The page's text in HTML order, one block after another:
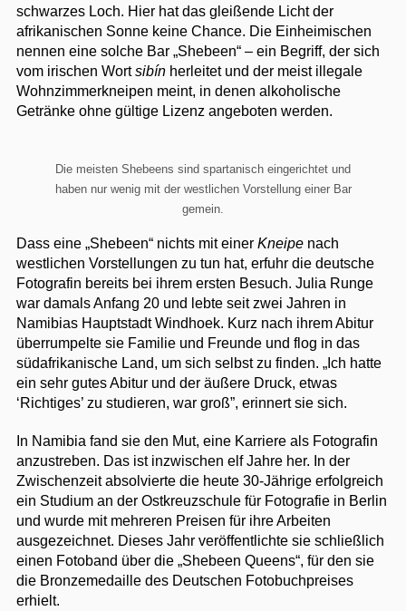
schwarzes Loch. Hier hat das gleißende Licht der
afrikanischen Sonne keine Chance. Die Einheimischen
nennen eine solche Bar „Shebeen“ – ein Begriff, der sich
vom irischen Wortsibín herleitet und der meist illegale
Wohnzimmerkneipen meint, in denen alkoholische
Getränke ohne gültige Lizenz angeboten werden.
Die meisten Shebeens sind spartanisch eingerichtet und
haben nur wenig mit der westlichen Vorstellung einer Bar
gemein.
Dass eine „Shebeen“ nichts mit einer Kneipe nach
westlichen Vorstellungen zu tun hat, erfuhr die deutsche
Fotografin bereits bei ihrem ersten Besuch. Julia Runge
war damals Anfang 20 und lebte seit zwei Jahren in
Namibias Hauptstadt Windhoek. Kurz nach ihrem Abitur
überrumpelte sie Familie und Freunde und flog in das
südafrikanische Land, um sich selbst zu finden. „Ich hatte
ein sehr gutes Abitur und der äußere Druck, etwas
‘Richtiges’ zu studieren, war groß”, erinnert sie sich.
In Namibia fand sie den Mut, eine Karriere als Fotografin
anzustreben. Das ist inzwischen elf Jahre her. In der
Zwischenzeit absolvierte die heute 30-Jährige erfolgreich
ein Studium an der Ostkreuzschule für Fotografie in Berlin
und wurde mit mehreren Preisen für ihre Arbeiten
ausgezeichnet. Dieses Jahr veröffentlichte sie schließlich
einen Fotoband über die „Shebeen Queens“, für den sie
die Bronzemedaille des Deutschen Fotobuchpreises
erhielt.